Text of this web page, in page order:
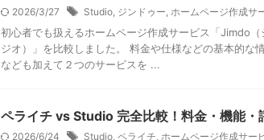
2026/3/27 Studio ジンドゥー ホームページ作成サ
初心者でも扱えるホームページ作成サービス「Jimdo
ジオ）」を比較しました。 料金や仕様などの基本的な
なども加えて２つのサービスを ...
ペライチ vs Studio 完全比較！料金・機能・
2026/6/24 Studio ペライチ ホームページ作成サー